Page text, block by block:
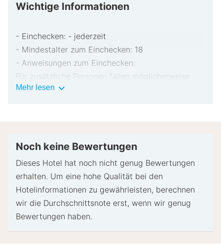
Wichtige Informationen
- Einchecken: - jederzeit
- Mindestalter zum Einchecken: 18
- Anweisungen zum Einchecken:
Für zusätzliche Personen fallen möglicherweise
Gebühren an, die abhängig von den Bestimmungen
bar für unvorhergesehene Aufwendungen verlangt.
versucht, Sonderwünschen entgegenzukommen,
Eventuell fallen zusätzliche Gebühren an.
Diese Unterkunft akzeptiert Kreditkarten; Bargeld
wird nicht akzeptiert.
Mehr lesen Wichtige
Noch keine Bewertungen
Dieses Hotel hat noch nicht genug Bewertungen
erhalten. Um eine hohe Qualität bei den
Hotelinformationen zu gewährleisten, berechnen
wir die Durchschnittsnote erst, wenn wir genug
Bewertungen haben.